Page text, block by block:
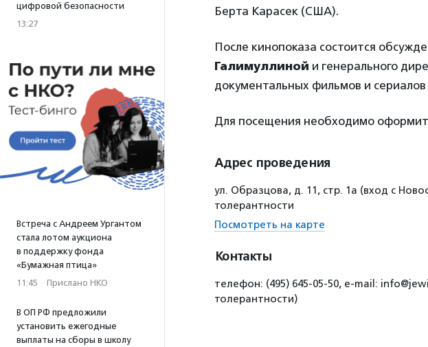
цифровой безопасности
13:27
Встреча с Андреем Ургантом
стала лотом аукциона
в поддержку фонда
«Бумажная птица»
11:45 · Прислано НКО
В ОП РФ предложили
установить ежегодные
выплаты на сборы в школу
Берта Карасек (США).
После кинопоказа состоится
Галимуллиной и генерального
документальных фильмов и сериалов
Для посещения необходимо
Адрес проведения
ул. Образцова, д. 11, стр. 1а (вход с
толерантности
Посмотреть на карте
Контакты
телефон: (495) 645-05-50, e-mail:
толерантности)